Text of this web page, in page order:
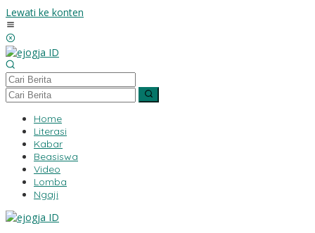
Lewati ke konten
Home
Literasi
Kabar
Beasiswa
Video
Lomba
Ngaji